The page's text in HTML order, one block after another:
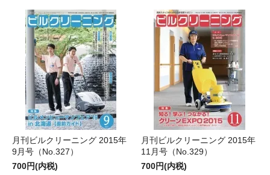
月刊ビルクリーニング 2015年
9月号（No.327）
700円(内税)
月刊ビルクリーニング 2015年
11月号（No.329）
700円(内税)